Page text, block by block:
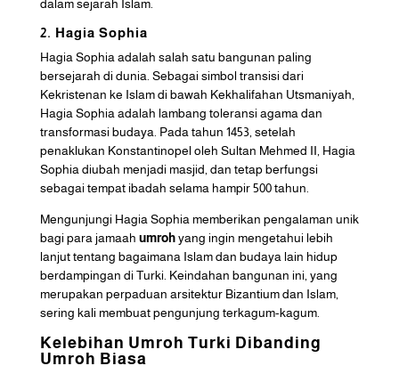
dalam sejarah Islam.
2. Hagia Sophia
Hagia Sophia adalah salah satu bangunan paling
bersejarah di dunia. Sebagai simbol transisi dari
Kekristenan ke Islam di bawah Kekhalifahan Utsmaniyah,
Hagia Sophia adalah lambang toleransi agama dan
transformasi budaya. Pada tahun 1453, setelah
penaklukan Konstantinopel oleh Sultan Mehmed II, Hagia
Sophia diubah menjadi masjid, dan tetap berfungsi
sebagai tempat ibadah selama hampir 500 tahun.
Mengunjungi Hagia Sophia memberikan pengalaman unik
bagi para jamaah umrohyang ingin mengetahui lebih
lanjut tentang bagaimana Islam dan budaya lain hidup
berdampingan di Turki. Keindahan bangunan ini, yang
merupakan perpaduan arsitektur Bizantium dan Islam,
sering kali membuat pengunjung terkagum-kagum.
Kelebihan Umroh Turki Dibanding
Umroh Biasa